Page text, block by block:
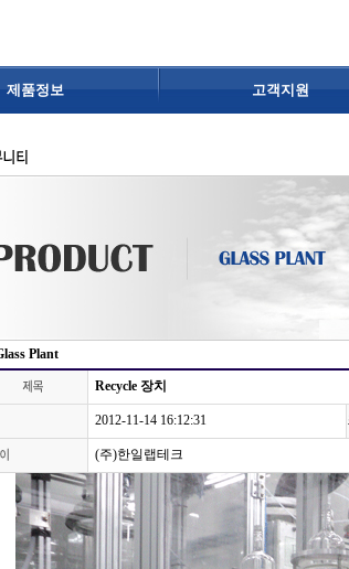
제품정보 고객지원
Plant
Recycle 장치
2012-11-14 16:12:31
(주)한일랩테크